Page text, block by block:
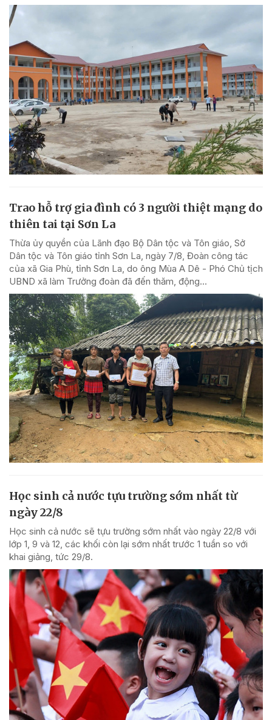
Trao hỗ trợ gia đình có 3 người thiệt mạng do
thiên tai tại Sơn La
Thừa ủy quyền của Lãnh đạo Bộ Dân tộc và Tôn giáo, Sở
Dân tộc và Tôn giáo tỉnh Sơn La, ngày 7/8, Đoàn công tác
của xã Gia Phù, tỉnh Sơn La, do ông Mùa A Dê - Phó Chủ tịch
UBND xã làm Trưởng đoàn đã đến thăm, động...
Học sinh cả nước tựu trường sớm nhất từ
ngày 22/8
Học sinh cả nước sẽ tựu trường sớm nhất vào ngày 22/8 với
lớp 1, 9 và 12, các khối còn lại sớm nhất trước 1 tuần so với
khai giảng, tức 29/8.